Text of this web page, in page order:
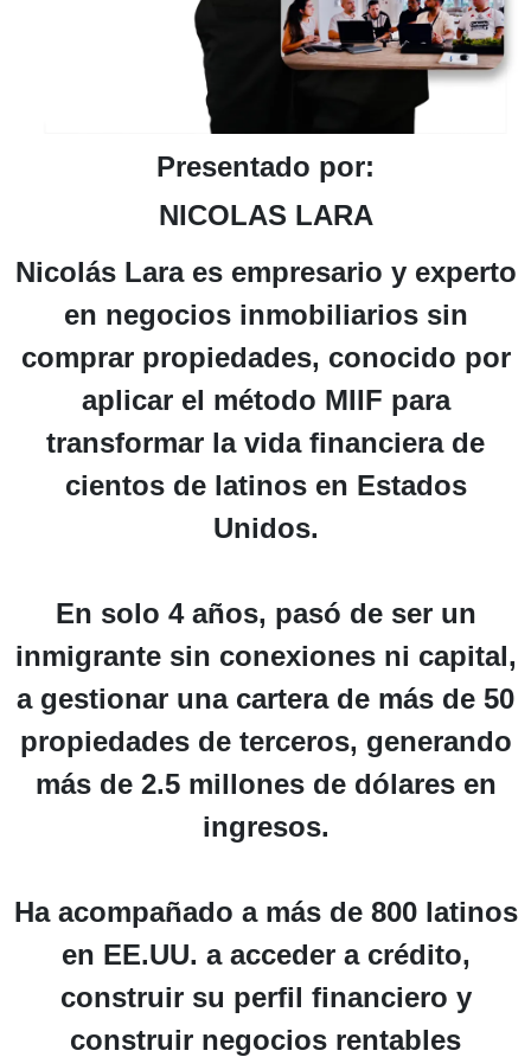
Presentado por:
NICOLAS LARA
Nicolás Lara es empresario y experto
en negocios inmobiliarios sin
comprar propiedades, conocido por
aplicar el método MIIF para
transformar la vida financiera de
cientos de latinos en Estados
Unidos.
En solo 4 años, pasó de ser un
inmigrante sin conexiones ni capital,
a gestionar una cartera de más de 50
propiedades de terceros, generando
más de 2.5 millones de dólares en
ingresos.
Ha acompañado a más de 800 latinos
en EE.UU. a acceder a crédito,
construir su perfil financiero y
construir negocios rentables